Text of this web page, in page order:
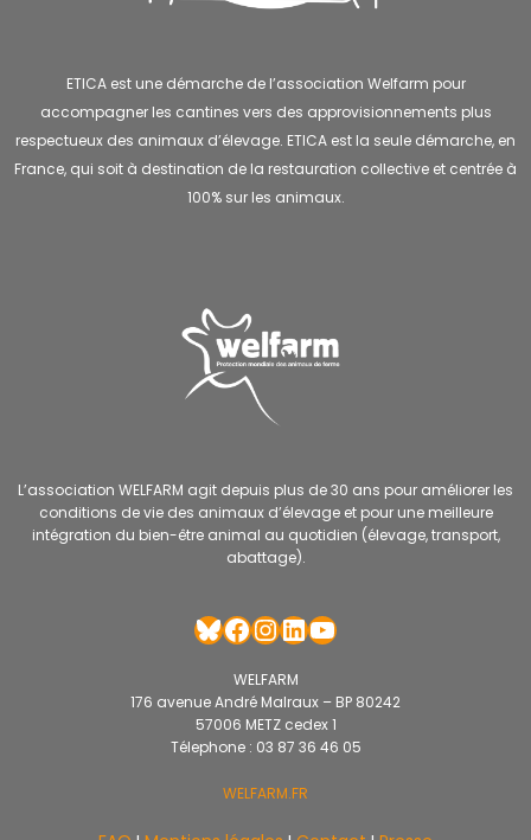
ETICA est une démarche de l’association Welfarm pour
accompagner les cantines vers des approvisionnements plus
respectueux des animaux d’élevage. ETICA est la seule démarche, en
France, qui soit à destination de la restauration collective et centrée à
100% sur les animaux.
L’association WELFARM agit depuis plus de 30 ans pour améliorer les
conditions de vie des animaux d’élevage et pour une meilleure
intégration du bien-être animal au quotidien (élevage, transport,
abattage).
Bluesky
Facebook
Instagram
LinkedIn
YouTube
WELFARM
176 avenue André Malraux – BP 80242
57006 METZ cedex 1
Télephone : 03 87 36 46 05
WELFARM.FR